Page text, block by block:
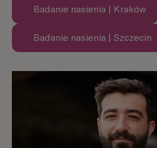
Badanie nasienia | Kraków
Dowiedz się więcej
Badanie nasienia | Szczecin